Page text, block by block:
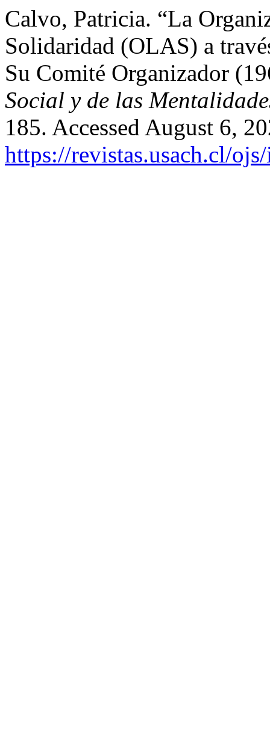
Calvo, Patricia. “La
Solidaridad (OLAS) a
Su Comité Organizador
Social y de las
185. Accessed August 6,
https://revistas.usach.cl/